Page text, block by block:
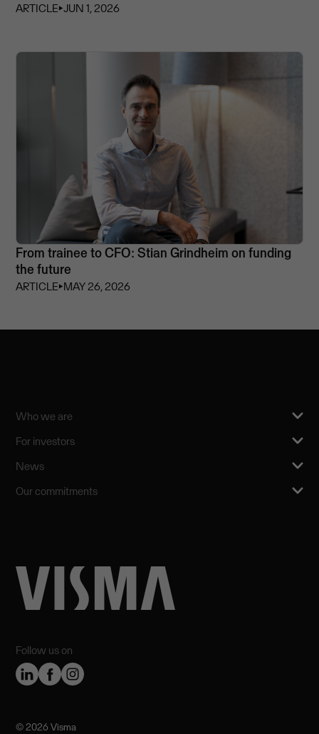
ARTICLE⏵JUN 1, 2026
From trainee to CFO: Stian Grindheim on funding
the future
ARTICLE⏵MAY 26, 2026
Follow us on
Who we are
For investors
News
Our commitments
©️ 2026 Visma